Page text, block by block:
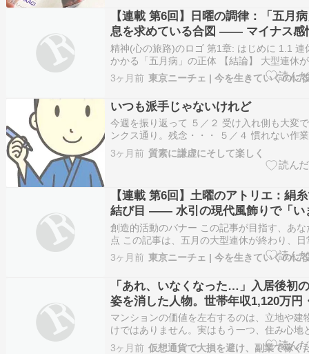
【連載 第6回】日曜の調律：「五月
息を求めている合図 ―― マイナス感
い受け止め方 ????
精神(心の旅路)のロゴ 第1章: はじめに 1.1 連
かかる「五月病」の正体 【結論】 大型連休
経った頃、急に「どうしても朝起きられない
劫だ」という重たい無気力感に襲われるのは
界を知らせる正常な防衛反応（いわゆる五
3ヶ月前 東京ニーチェ | 今を生きていくのに
いつも派手じゃないけれど
今週を振り返って ５／２ 受け入れ側も大変
ンクス通り。残念・・・ ５／４ 慣れない作
／５ 贅沢な時間でした ５／６ 父 遠慮なく汚
よ ５／７ 父 そろそろ衣替えです ５／８ 角
みましょう 今年のＧＷは天候に悩まされ…
3ヶ月前 質素に謙虚にそして楽しく
【連載 第6回】土曜のアトリエ：絹
結び目 ―― 水引の現代風飾りで「い
する ????
創造的活動のバナー この記事が目指す、あ
点 この記事は、五月の大型連休が終わり、
取り戻そうとして少し息切れしているあなた
整えるための道しるべです。 新しい環境へ
四月から、連休の賑やかさを経て、今の時期
がどこに…
3ヶ月前 東京ニーチェ | 今を生きていくのに
「あれ、いなくなった…」入居後初
姿を消した人物。世帯年収1,120万円
き夫婦が住む6,000万円のマンション
「ヤバすぎる異変」【マンション管
長が警鐘】 – 不確実性の時代、保険
マンションの価値を左右するのは、立地や建
けではありません。実はもう一つ、住み心地
値を大きく左右するポイントがあっ...
3ヶ月前